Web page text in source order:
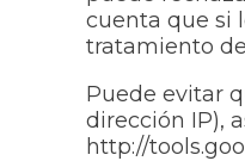
cuenta que si
tratamiento
Puede evitar
dirección IP),
http://